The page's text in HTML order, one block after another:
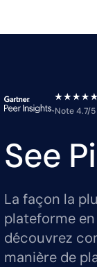
Note 4.7/5
See
La façon la
plateforme
découvrez
manière de